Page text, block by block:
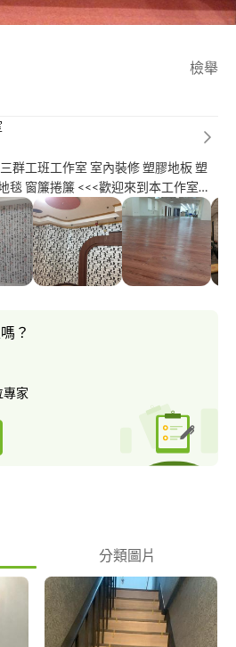
檢舉
工作室 室內裝修 塑膠地板 塑
毯 窗簾捲簾 <<<歡迎來到本工作室
水泥師傅.裝修師傅.設計師.塑膠地磚地
簾師傅 油漆師傅 .水電師傅.所組成的
業師傅達人.共有專業師傅人數30人
.住家.專業的施工讓你房子場所美輪美
的理念.才能永續經營.讓買家安心有保
定信任.貨比三家不吃虧才知道我們價
出貨所以成本底售價相對較低.+自己
工作室工班報價挑戰市面市場網路最
後熱心服務深獲買家信譽肯定.信用專
進入轉地下室
設自由參考目錄選購 *營業時間
中和區民享街20號地下室B1 從1樓
店 有實體店面工作室
1段轉永豐街 開放
設自由參考目錄材料選購 請把喜歡
？
專家
分類圖片